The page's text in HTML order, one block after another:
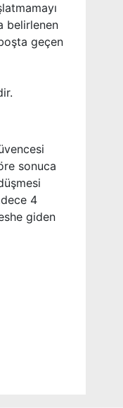
belirlenen
geçen
sonuca
4
giden